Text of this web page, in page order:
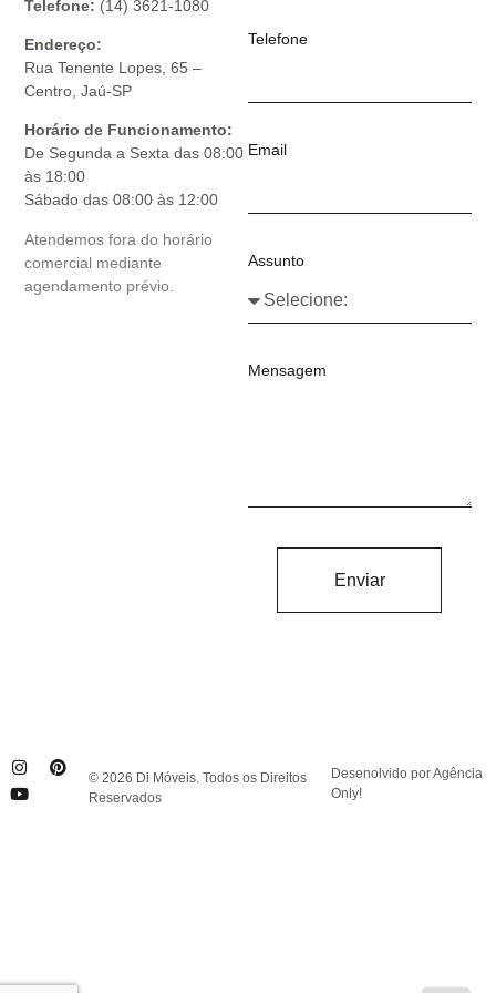
Telefone: (14) 3621-1080
Endereço:
Rua Tenente Lopes, 65 –
Centro, Jaú-SP
Horário de Funcionamento:
De Segunda a Sexta das 08:00
às 18:00
Sábado das 08:00 às 12:00
Atendemos fora do horário
comercial mediante
agendamento prévio.
Telefone
Email
Assunto
Mensagem
Enviar
© 2026 Di Móveis. Todos os Direitos
Reservados
Desenolvido por Agência
Only!